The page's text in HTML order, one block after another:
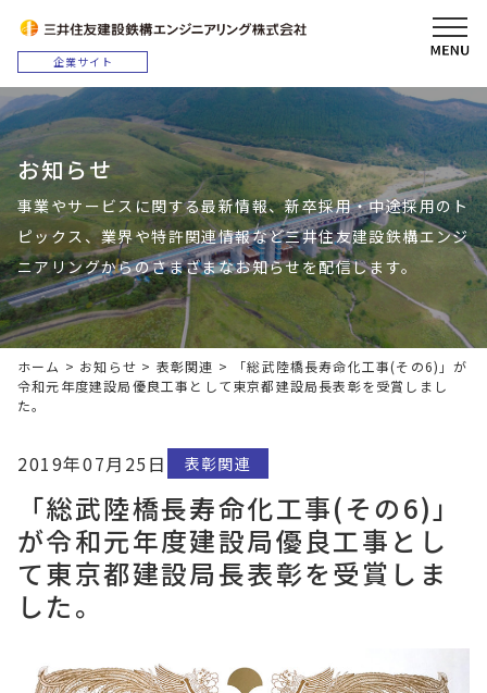
お知らせ
事業やサービスに関する最新情報、新卒採用・中途採用のト
ピックス、業界や特許関連情報など三井住友建設鉄構エンジ
ニアリングからのさまざまなお知らせを配信します。
ホーム > お知らせ > 表彰関連 >
「総武陸橋長寿命化工事(その6)」が
令和元年度建設局優良工事として東京都建設局長表彰を受賞しまし
た。
2019年07月25日 表彰関連
「総武陸橋長寿命化工事(その6)」
が令和元年度建設局優良工事とし
て東京都建設局長表彰を受賞しま
した。